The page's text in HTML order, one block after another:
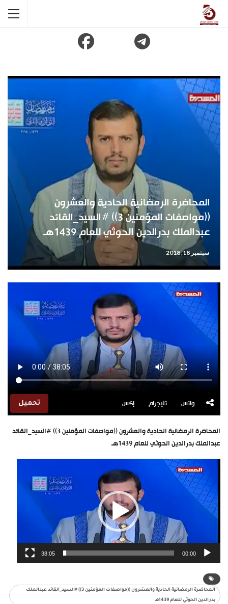
المحاضرة الرمضانية الحادية والعشرون
((مواصفات المؤمنين 3)) #السيد_القائد
عبدالملك بدرالدين الحوثي للعام 1439هـ
سبتمبر 18, 2018
واتس تليجرام إكس تحميل
المحاضرة الرمضانية الحادية والعشرون ((مواصفات المؤمنين 3)) #السيد_القائد
عبدالملك بدرالدين الحوثي للعام 1439هـ
الفيديو
00:00
38:05
المحاضرة الرمضانية الحادية والعشرون ((مواصفات المؤمنين 3)) #السيد_القائد عبدالملك
بدرالدين الحوثي للعام 1439هـ